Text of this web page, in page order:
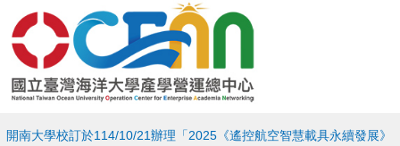
開南大學校訂於114/10/21辦理「2025《遙控航空智慧載具永續發展》